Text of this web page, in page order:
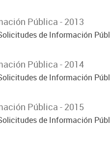
Pública - 2013
de Información
Pública - 2014
de Información
Pública - 2015
de Información